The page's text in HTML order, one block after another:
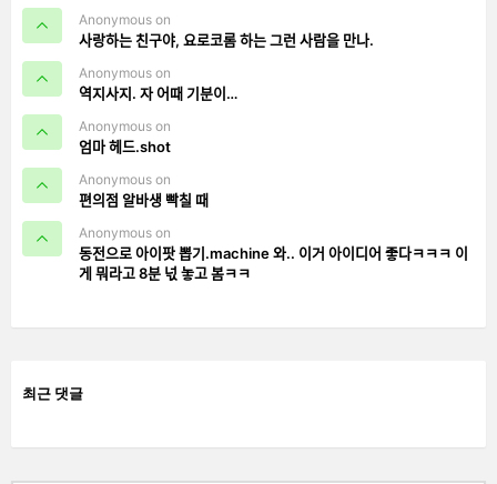
Anonymous on
사랑하는 친구야, 요로코롬 하는 그런 사람을 만나.
Anonymous on
역지사지. 자 어때 기분이…
Anonymous on
엄마 헤드.shot
Anonymous on
편의점 알바생 빡칠 때
Anonymous on
동전으로 아이팟 뽑기.machine 와.. 이거 아이디어 좋다ㅋㅋㅋ 이
게 뭐라고 8분 넋 놓고 봄ㅋㅋ
최근 댓글